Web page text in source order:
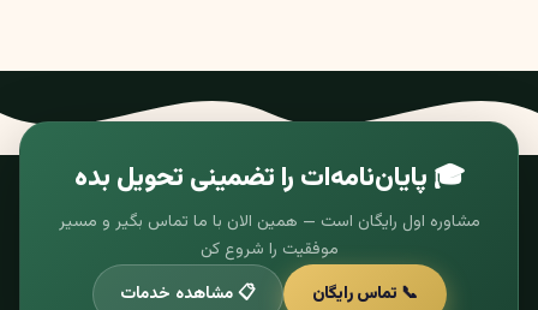
🎓 پایان‌نامه‌ات را تضمینی تحویل بده
مشاوره اول رایگان است — همین الان با ما تماس بگیر و مسیر
موفقیت را شروع کن
📞 تماس رایگان
📋 مشاهده خدمات